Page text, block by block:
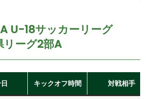
U-18サッカーリーグ
ーグ2部A
キックオフ時間 対戦相手